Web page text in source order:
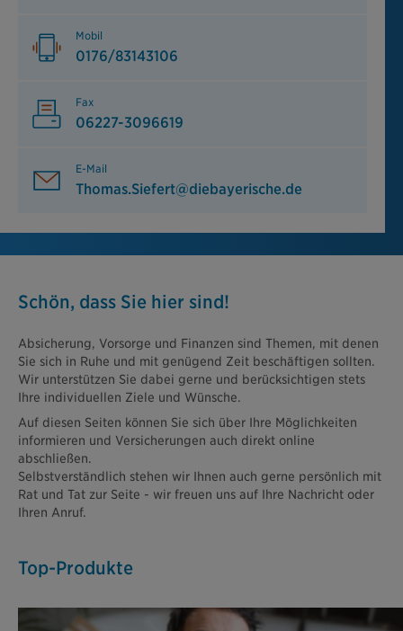
Mobil
0176/83143106
Fax
06227-3096619
E-Mail
Thomas.Siefert@diebayerische.de
Schön, dass Sie hier sind!
Absicherung, Vorsorge und Finanzen sind Themen, mit denen
Sie sich in Ruhe und mit genügend Zeit beschäftigen sollten.
Wir unterstützen Sie dabei gerne und berücksichtigen stets
Ihre individuellen Ziele und Wünsche.
Auf diesen Seiten können Sie sich über Ihre Möglichkeiten
informieren und Versicherungen auch direkt online
abschließen.
Selbstverständlich stehen wir Ihnen auch gerne persönlich mit
Rat und Tat zur Seite - wir freuen uns auf Ihre Nachricht oder
Ihren Anruf.
Top-Produkte